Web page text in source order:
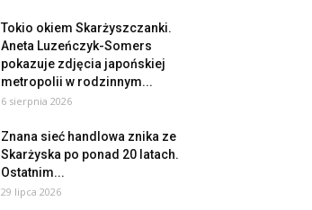
Tokio okiem Skarżyszczanki.
Aneta Luzeńczyk-Somers
pokazuje zdjęcia japońskiej
metropolii w rodzinnym...
6 sierpnia 2026
Znana sieć handlowa znika ze
Skarżyska po ponad 20 latach.
Ostatnim...
29 lipca 2026